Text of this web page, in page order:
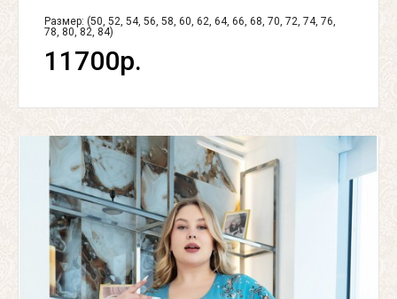
Размер: (50, 52, 54, 56, 58, 60, 62, 64, 66, 68, 70, 72, 74, 76,
78, 80, 82, 84)
11700р.